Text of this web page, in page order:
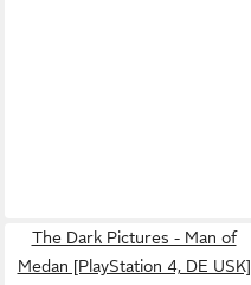
The Dark Pictures - Man of
Medan [PlayStation 4, DE USK]